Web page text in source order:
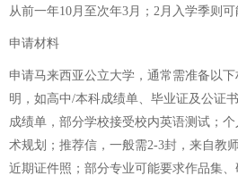
从前一年10月至次年3月；2月入学季则可
申请材料
申请马来西亚公立大学，通常需准备以
明，如高中/本科成绩单、毕业证及公证
成绩单，部分学校接受校内英语测试；
术规划；推荐信，一般需2-3封，来自教
近期证件照；部分专业可能要求作品集